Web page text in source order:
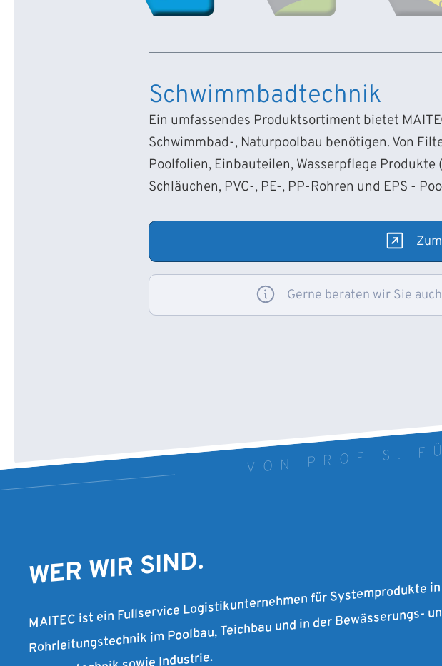
Schwimmbadtechnik
Ein umfassendes Produktsortiment bietet
Schwimmbad-, Naturpoolbau benötigen. Von
Poolfolien, Einbauteilen, Wasserpflege
Schläuchen, PVC-, PE-, PP-Rohren und EPS -
Gerne beraten wir Sie
VON PROFIS.
WER WIR SIND.
MAITEC ist ein Fullservice Logistikunternehmen für Systemprodukte
Rohrleitungstechnik im Poolbau, Teichbau und in der Bewässerungs-